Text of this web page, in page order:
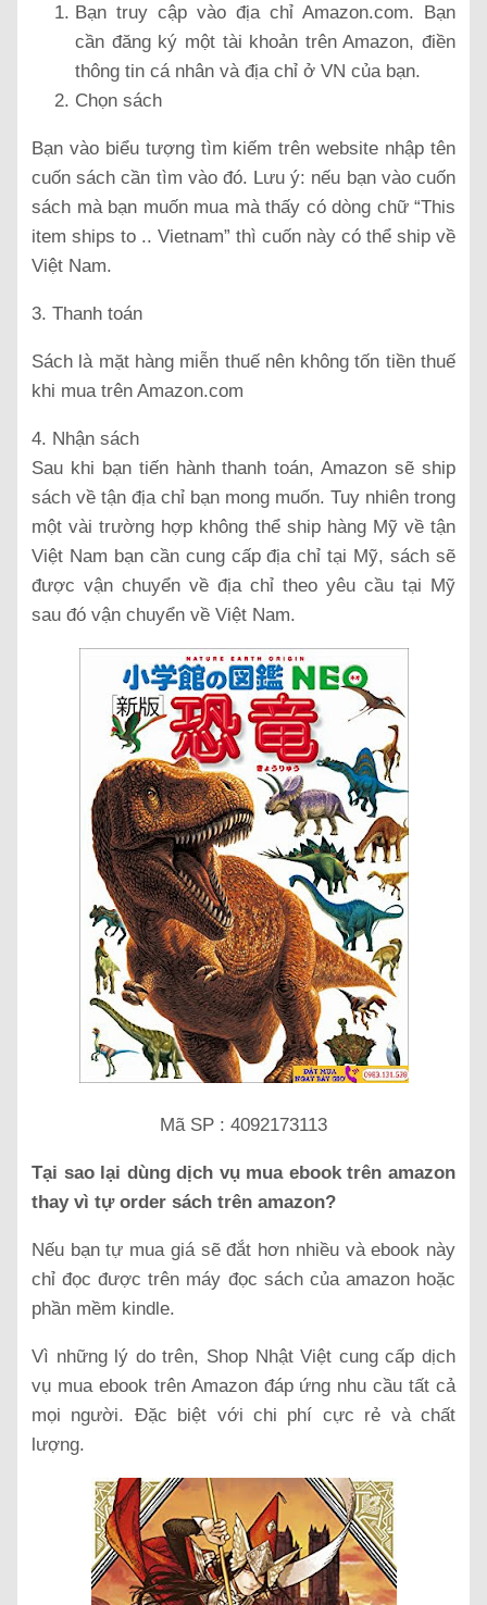
Bạn truy cập vào địa chỉ Amazon.com. Bạn
cần đăng ký một tài khoản trên Amazon, điền
thông tin cá nhân và địa chỉ ở VN của bạn.
Chọn sách
Bạn vào biểu tượng tìm kiếm trên website nhập tên
cuốn sách cần tìm vào đó. Lưu ý: nếu bạn vào cuốn
sách mà bạn muốn mua mà thấy có dòng chữ “This
item ships to .. Vietnam” thì cuốn này có thể ship về
Việt Nam.
3. Thanh toán
Sách là mặt hàng miễn thuế nên không tốn tiền thuế
khi mua trên Amazon.com
4. Nhận sách
Sau khi bạn tiến hành thanh toán, Amazon sẽ ship
sách về tận địa chỉ bạn mong muốn. Tuy nhiên trong
một vài trường hợp không thể ship hàng Mỹ về tận
Việt Nam bạn cần cung cấp địa chỉ tại Mỹ, sách sẽ
được vận chuyển về địa chỉ theo yêu cầu tại Mỹ
sau đó vận chuyển về Việt Nam.
Mã SP : 4092173113
Tại sao lại dùng dịch vụ mua ebook trên amazon
thay vì tự order sách trên amazon?
Nếu bạn tự mua giá sẽ đắt hơn nhiều và ebook này
chỉ đọc được trên máy đọc sách của amazon hoặc
phần mềm kindle.
Vì những lý do trên, Shop Nhật Việt cung cấp dịch
vụ mua ebook trên Amazon đáp ứng nhu cầu tất cả
mọi người. Đặc biệt với chi phí cực rẻ và chất
lượng.